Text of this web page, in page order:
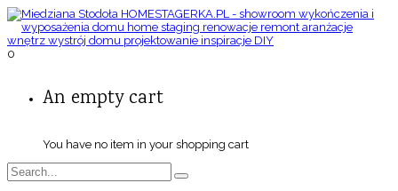
0
An empty cart
You have no item in your shopping cart